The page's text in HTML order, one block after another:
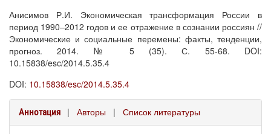
Анисимов Р.И. Экономическая трансформация России в
период 1990–2012 годов и ее отражение в сознании россиян //
Экономические и социальные перемены: факты, тенденции,
прогноз. 2014. № 5 (35). С. 55-68. DOI:
10.15838/esc/2014.5.35.4
DOI: 10.15838/esc/2014.5.35.4
Аннотация | Авторы | Список литературы